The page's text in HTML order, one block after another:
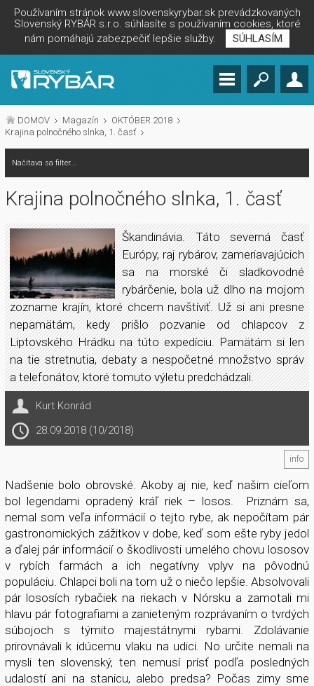
Používaním stránok www.slovenskyrybar.sk prevádzkovaných
Slovenský RYBÁR s.r.o. súhlasíte s používaním cookies, ktoré
nám pomáhajú zabezpečiť lepšie služby.
SÚHLASÍM
DOMOV Magazín
OKTÓBER 2018
Krajina polnočného slnka, 1. časť
Načítava sa filter...
Krajina polnočného slnka, 1. časť
Škandinávia. Táto severná časť
Európy, raj rybárov, zameriavajúcich
sa na morské či sladkovodné
rybárčenie, bola už dlho na mojom
zozname krajín, ktoré chcem navštíviť. Už si ani presne
nepamätám, kedy prišlo pozvanie od chlapcov z
Liptovského Hrádku na túto expedíciu. Pamätám si len
na tie stretnutia, debaty a nespočetné množstvo správ
a telefonátov, ktoré tomuto výletu predchádzali.
Kurt Konrád
28.09.2018 (10/2018)
info
Nadšenie bolo obrovské. Akoby aj nie, keď našim cieľom
bol legendami opradený kráľ riek – losos. Priznám sa,
nemal som veľa informácií o tejto rybe, ak nepočítam pár
gastronomických zážitkov v dobe, keď som ešte ryby jedol
a ďalej pár informácií o škodlivosti umelého chovu lososov
v rybích farmách a ich negatívny vplyv na pôvodnú
populáciu. Chlapci boli na tom už o niečo lepšie. Absolvovali
pár lososích rybačiek na riekach v Nórsku a zamotali mi
hlavu pár fotografiami a zanieteným rozprávaním o tvrdých
súbojoch s týmito majestátnymi rybami. Zdolávanie
prirovnávali k idúcemu vlaku na udici. No určite nemali na
mysli ten slovenský, ten nemusí prísť podľa posledných
udalostí ani na stanicu, alebo predsa? Počas zimy sme